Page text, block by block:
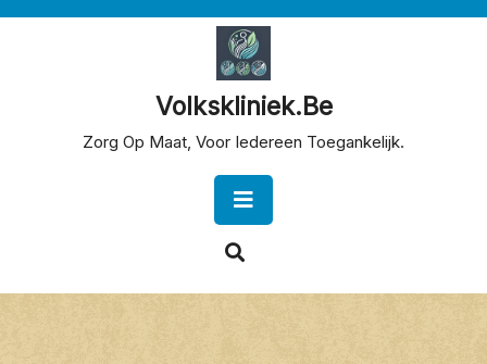
Volkskliniek.be
Zorg Op Maat, Voor Iedereen Toegankelijk.
Button